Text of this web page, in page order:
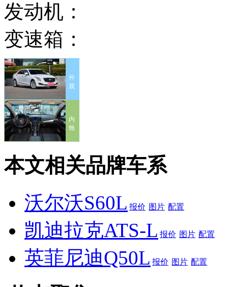
发动机：
变速箱：
外
观
内
饰
本文相关品牌车系
沃尔沃S60L 报价 图片 配置
凯迪拉克ATS-L 报价 图片 配置
英菲尼迪Q50L 报价 图片 配置